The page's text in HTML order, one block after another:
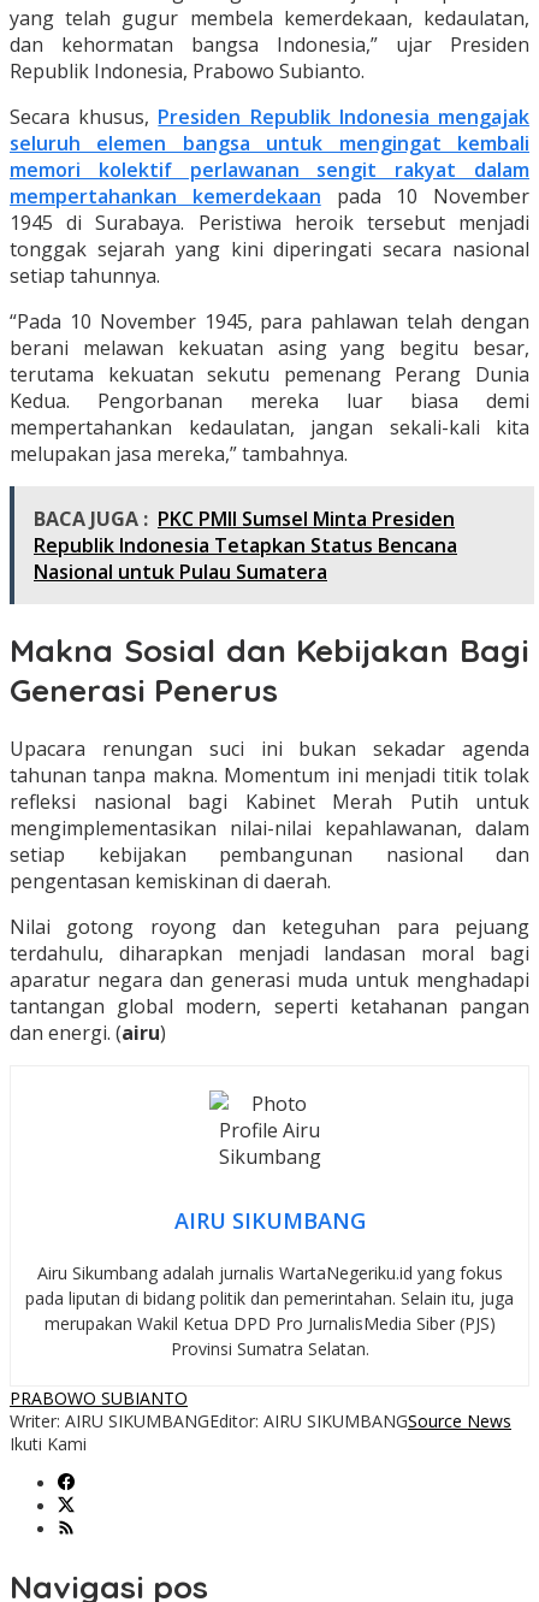
yang telah gugur membela kemerdekaan, kedaulatan,
dan kehormatan bangsa Indonesia,” ujar Presiden
Republik Indonesia, Prabowo Subianto.
Secara khusus, Presiden Republik Indonesia mengajak
seluruh elemen bangsa untuk mengingat kembali
memori kolektif perlawanan sengit rakyat dalam
mempertahankan kemerdekaan pada 10 November
1945 di Surabaya. Peristiwa heroik tersebut menjadi
tonggak sejarah yang kini diperingati secara nasional
setiap tahunnya.
“Pada 10 November 1945, para pahlawan telah dengan
berani melawan kekuatan asing yang begitu besar,
terutama kekuatan sekutu pemenang Perang Dunia
Kedua. Pengorbanan mereka luar biasa demi
mempertahankan kedaulatan, jangan sekali-kali kita
melupakan jasa mereka,” tambahnya.
BACA JUGA : PKC PMII Sumsel Minta Presiden
Republik Indonesia Tetapkan Status Bencana
Nasional untuk Pulau Sumatera
Makna Sosial dan Kebijakan Bagi
Generasi Penerus
Upacara renungan suci ini bukan sekadar agenda
tahunan tanpa makna. Momentum ini menjadi titik tolak
refleksi nasional bagi Kabinet Merah Putih untuk
mengimplementasikan nilai-nilai kepahlawanan, dalam
setiap kebijakan pembangunan nasional dan
pengentasan kemiskinan di daerah.
Nilai gotong royong dan keteguhan para pejuang
terdahulu, diharapkan menjadi landasan moral bagi
aparatur negara dan generasi muda untuk menghadapi
tantangan global modern, seperti ketahanan pangan
dan energi. (airu)
AIRU SIKUMBANG
Airu Sikumbang adalah jurnalis WartaNegeriku.id yang fokus
pada liputan di bidang politik dan pemerintahan. Selain itu, juga
merupakan Wakil Ketua DPD Pro JurnalisMedia Siber (PJS)
Provinsi Sumatra Selatan.
PRABOWO SUBIANTO
Writer: AIRU SIKUMBANGEditor: AIRU SIKUMBANGSource News
Ikuti Kami
Navigasi pos